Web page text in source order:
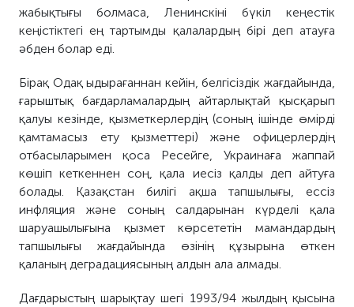
жабықтығыболмаса, Ленинскіні бүкіл кеңестік
кеңістіктегі ең тартымды қалалардың бірі деп атауға
әбденболар еді.
Бірақ Одақ ыдырағаннан кейін, белгісіздік жағдайында,
ғарыштық бағдарламалардың айтарлықтай қысқарып
қалуы кезінде, қызметкерлердің (соның ішінде өмірді
қамтамасыз ету қызметтері) және офицерлердің
отбасыларыменқоса Ресейге, Украинаға жаппай
көшіп кеткеннен соң, қала иесіз қалды деп айтуға
болады. Қазақстан билігі ақша тапшылығы, ессіз
инфляция және соның салдарынан күрделі қала
шаруашылығына қызмет көрсететін мамандардың
тапшылығы жағдайында өзініңқұзырына өткен
қаланыңдеградациясының алдын ала алмады.
Дағдарыстың шарықтау шегі 1993/94 жылдың қысына